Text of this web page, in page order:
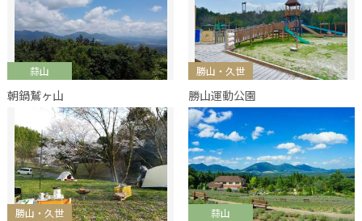
蒜山
朝鍋鷲ヶ山
勝山・久世
勝山運動公園
勝山・久世 蒜山